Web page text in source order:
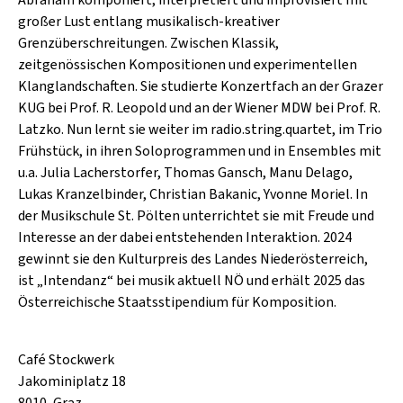
CAFÉ WOLF
POSTGARAGE
KUNSTGARTEN
KRISTALLWERK
GOLD & PECH THEATER
HARD & HEAVY
SINGER-SONGWRITER
VOLKSMUSIK
KULTURLAND STEIERMARK
großer Lust entlang musikalisch-kreativer
Grenzüberschreitungen. Zwischen Klassik,
zeitgenössischen Kompositionen und experimentellen
Klanglandschaften. Sie studierte Konzertfach an der Grazer
KUG bei Prof. R. Leopold und an der Wiener MDW bei Prof. R.
Latzko. Nun lernt sie weiter im radio.string.quartet, im Trio
Frühstück, in ihren Soloprogrammen und in Ensembles mit
u.a. Julia Lacherstorfer, Thomas Gansch, Manu Delago,
Lukas Kranzelbinder, Christian Bakanic, Yvonne Moriel. In
der Musikschule St. Pölten unterrichtet sie mit Freude und
Interesse an der dabei entstehenden Interaktion. 2024
gewinnt sie den Kulturpreis des Landes Niederösterreich,
ist „Intendanz“ bei musik aktuell NÖ und erhält 2025 das
Österreichische Staatsstipendium für Komposition.
Café Stockwerk
Jakominiplatz 18